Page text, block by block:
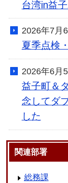
台湾in益
2026年7月
夏季点検
2026年6月
益子町＆
念してダ
した
関連部署
総務課